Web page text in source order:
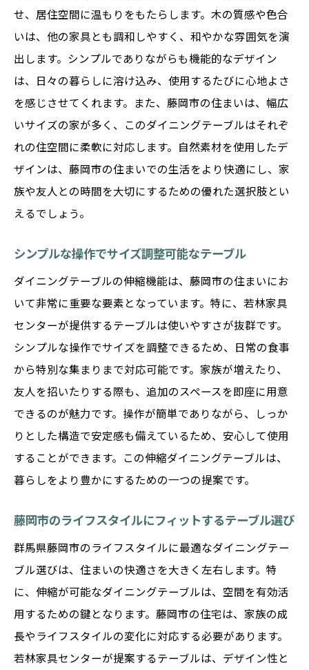
せ、居住空間に温もりをもたらします。木の質感や色合
いは、他の家具とも調和しやすく、和やかな雰囲気を演
出します。シンプルでありながらも機能的なデザイン
は、日々の暮らしに溶け込み、使用するたびに心地よさ
を感じさせてくれます。また、藤岡市の住まいは、幅広
いサイズの家が多く、このダイニングテーブルはそれぞ
れの住空間に柔軟に対応します。自然素材を使用したデ
ザインは、藤岡市の住まいでの生活をより快適にし、家
族や友人との時間を大切にするための優れた選択肢とい
えるでしょう。
シンプルな操作でサイズ調整可能なテーブル
ダイニングテーブルの伸縮機能は、藤岡市の住まいにお
いて非常に重要な要素となっています。特に、若林家具
センターが提供するテーブルは使いやすさが抜群です。
シンプルな操作でサイズを調整できるため、日常の食事
から特別な集まりまで対応可能です。家族が増えたり、
友人を招いたりする際も、追加のスペースを即座に用意
できるのが魅力です。操作が簡単でありながら、しっか
りとした構造で安定感も備えているため、安心して使用
することができます。この伸縮ダイニングテーブルは、
暮らしをより豊かにするための一つの提案です。
藤岡市のライフスタイルにフィットするテーブル選び
群馬県藤岡市のライフスタイルに最適なダイニングテー
ブル選びは、住まいの快適さを大きく左右します。特
に、伸縮が可能なダイニングテーブルは、空間を有効活
用するための鍵となります。藤岡市の住宅は、家族の成
長やライフスタイルの変化に対応する必要があります。
若林家具センターが提案するテーブルは、デザイン性と